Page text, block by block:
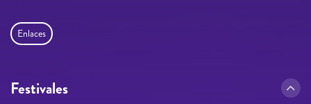
Enlaces
Festivales